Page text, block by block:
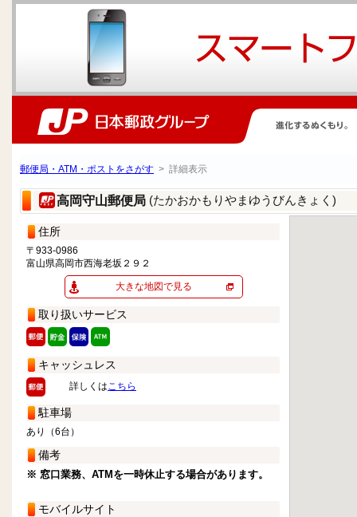
郵便局・ATM・ポストをさがす > 詳細表示
高岡守山郵便局 (たかおかもりやまゆうびんきょく)
住所
〒933-0986
富山県高岡市西海老坂２９２
大きな地図で見る
取り扱いサービス
キャッシュレス
詳しくはこちら
駐車場
あり（6台）
備考
※ 窓口業務、ATMを一時休止する場合があります。
モバイルサイト